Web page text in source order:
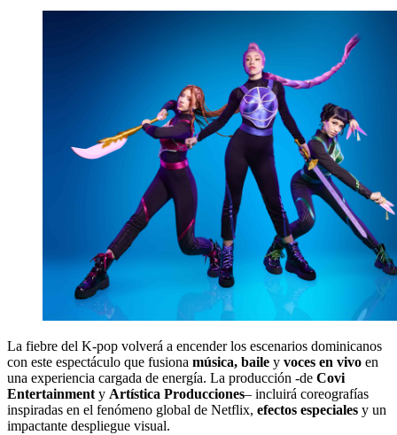
La fiebre del K-pop volverá a encender los escenarios dominicanos
con este espectáculo que fusiona música, baile y voces en vivo en
una experiencia cargada de energía. La producción -de Covi
Entertainment y Artística Producciones– incluirá coreografías
inspiradas en el fenómeno global de Netflix, efectos especiales y un
impactante despliegue visual.